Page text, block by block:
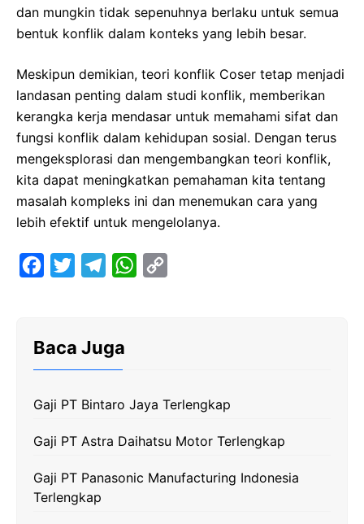
dan mungkin tidak sepenuhnya berlaku untuk semua
bentuk konflik dalam konteks yang lebih besar.
Meskipun demikian, teori konflik Coser tetap menjadi
landasan penting dalam studi konflik, memberikan
kerangka kerja mendasar untuk memahami sifat dan
fungsi konflik dalam kehidupan sosial. Dengan terus
mengeksplorasi dan mengembangkan teori konflik,
kita dapat meningkatkan pemahaman kita tentang
masalah kompleks ini dan menemukan cara yang
lebih efektif untuk mengelolanya.
o
k
g
a
m
W
p
p
n
k
Baca Juga
Gaji PT Bintaro Jaya Terlengkap
Gaji PT Astra Daihatsu Motor Terlengkap
Gaji PT Panasonic Manufacturing Indonesia
Terlengkap